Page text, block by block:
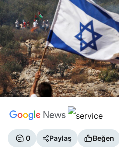
0 Paylaş Beğen